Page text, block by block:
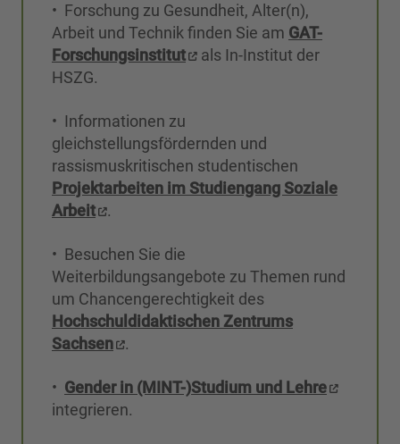
• Forschung zu Gesundheit, Alter(n),
Arbeit und Technik finden Sie am GAT-
Forschungsinstitut
als In-Institut der
HSZG.
• Informationen zu
gleichstellungsfördernden und
rassismuskritischen studentischen
Projektarbeiten im Studiengang Soziale
Arbeit
.
• Besuchen Sie die
Weiterbildungsangebote zu Themen rund
um Chancengerechtigkeit des
Hochschuldidaktischen Zentrums
Sachsen
.
• Gender in (MINT-)Studium und Lehre
integrieren.